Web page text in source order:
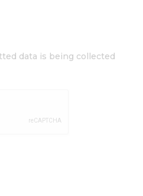
data is being collected